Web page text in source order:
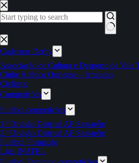
Pular
para
o
Sem
resultados
Cadernos Derby
Associação de Cultura e Desporto de Vale
Clube Atlético Ouriense – feminino
Ciclismo
Competições
Futebol competições
1.ª Divisão Distrital AF Santarém
2.ª Divisão Distrital AF Santarém
Futebol Formação
Liga INATEL